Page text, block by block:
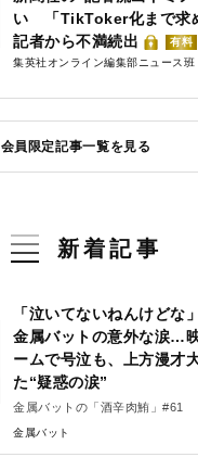
い 「TikToker化まで求
記者から不満続出
有料
集英社オンライン編集部ニュース班
会員限定記事一覧を見る
新着記事
「泣いてないねんけどな
金属バットの意外な涙…
ームで号泣も、上方漫才
た“疑惑の涙”
金属バットの「酒辛肉鮪」#61
金属バット